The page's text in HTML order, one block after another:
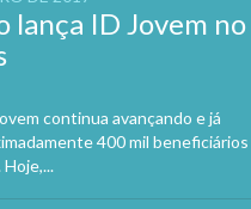
lança ID Jovem no
continua avançando e já
400 mil beneficiários